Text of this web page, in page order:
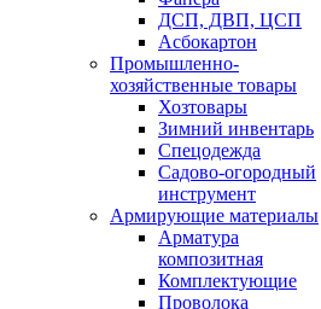
ДСП, ДВП, ЦСП
Асбокартон
Промышленно-
хозяйственные товары
Хозтовары
Зимний инвентарь
Спецодежда
Садово-огородный
инструмент
Армирующие материалы
Арматура
композитная
Комплектующие
Проволока